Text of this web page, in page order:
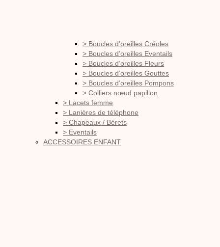
> Boucles d’oreilles Créoles
> Boucles d’oreilles Eventails
> Boucles d’oreilles Fleurs
> Boucles d’oreilles Gouttes
> Boucles d’oreilles Pompons
> Colliers nœud papillon
> Lacets femme
> Lanières de téléphone
> Chapeaux / Bérets
> Eventails
ACCESSOIRES ENFANT